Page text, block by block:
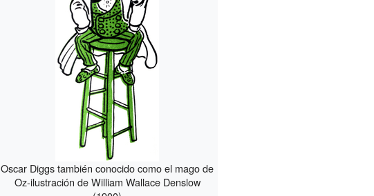
Oscar Diggs también conocido como el mago de
Oz-ilustración de William Wallace Denslow